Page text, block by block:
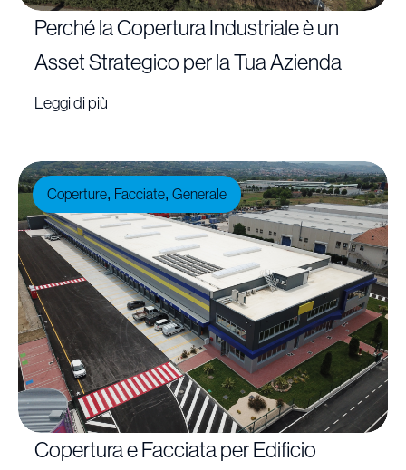
Perché la Copertura Industriale è un
Asset Strategico per la Tua Azienda
Leggi di più
Coperture, Facciate, Generale
Copertura e Facciata per Edificio